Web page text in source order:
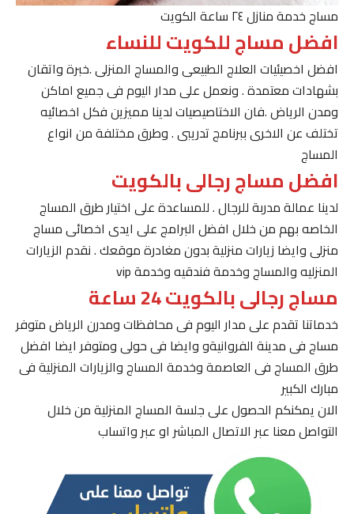
مساج خدمة منازل ٢٤ ساعة الكويت
افضل مساج للكويت للنساء
افضل اخصيئيات العلاج الطبيعى والمساج المنزلى .خبرة واتقان
بشهادات معتمدة . ونعمل على مدار اليوم فى جميع اماكن
ومدن الرياض .فان الاختاصيصيات لدينا مميزين فكل اخصائيه
تختلف عن الاخرى ببرنامج تدريبى . وطرق مختلفة من انواع
المساج
افضل مساج رجالى بالكويت
لدينا عمالة مدربة للرجال . للمساعدة على اختيار طرق المساج
الخاصه بهم من خلال افضل البرامج على ايدى اخصائى مساج
منزلى وايضا زيارات منزلية بدون مغادرة موقعك . نقدم الزيارات
المنزليه والمساج وخدمة فندقيه وخدمة vip
مساج رجالى بالكويت 24 ساعة
خدماتنا تقدم على مدار اليوم فى محافظات ومدرن الرياض متوفر
مساج فى مدينة الفروانيةو وايضا فى حولى ومتوفر ايضا افضل
طرق المساج فى العاصمة وخدمة المساج والزيارات المنزلية فى
مبارك الكبير
الان يمكنكم الحصول على جلسة المساج المنزلية من خلال
التواصل معنا عبر الاتصال المباشر او عبر واتساب